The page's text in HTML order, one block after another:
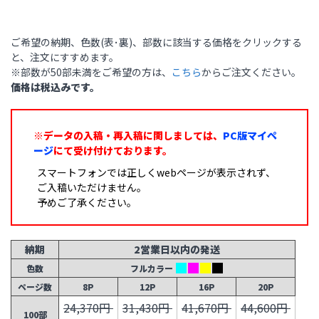
ご希望の納期、色数(表･裏)、部数に該当する価格をクリックする
と、注文にすすめます。
※部数が50部未満をご希望の方は、 こちらからご注文ください。
価格は税込みです。
※データの入稿・再入稿に関しましては、 PC版マイペ
ージにて受け付けております。
スマートフォンでは正しくwebページが表示されず、
ご入稿いただけません。
予めご了承ください。
納期 2営業日以内の発送
色数
フルカラー
ページ数
8P 12P 16P 20P
100部
24,370円 31,430円 41,670円 44,600円